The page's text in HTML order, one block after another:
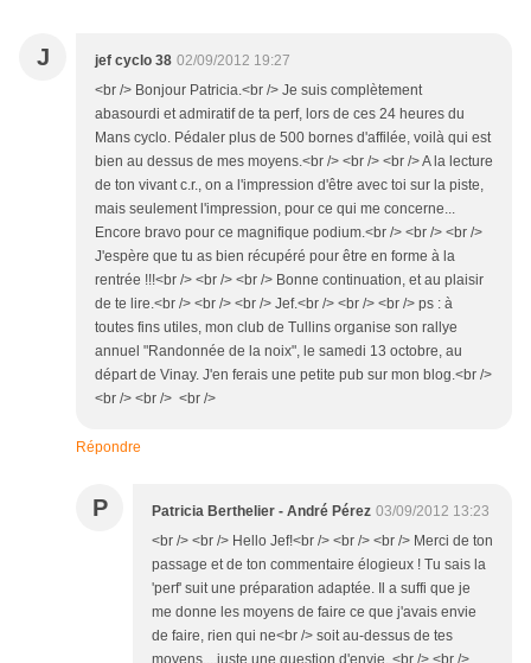
J jef cyclo 38 02/09/2012 19:27
<br /> Bonjour Patricia.<br /> Je suis complètement
abasourdi et admiratif de ta perf, lors de ces 24 heures du
Mans cyclo. Pédaler plus de 500 bornes d'affilée, voilà qui est
bien au dessus de mes moyens.<br /> <br /> <br /> A la lecture
de ton vivant c.r., on a l'impression d'être avec toi sur la piste,
mais seulement l'impression, pour ce qui me concerne...
Encore bravo pour ce magnifique podium.<br /> <br /> <br />
J'espère que tu as bien récupéré pour être en forme à la
rentrée !!!<br /> <br /> <br /> Bonne continuation, et au plaisir
de te lire.<br /> <br /> <br /> Jef.<br /> <br /> <br /> ps : à
toutes fins utiles, mon club de Tullins organise son rallye
annuel "Randonnée de la noix", le samedi 13 octobre, au
départ de Vinay. J'en ferais une petite pub sur mon blog.<br />
<br /> <br /> <br />
Répondre
P Patricia Berthelier - André Pérez 03/09/2012 13:23
<br /> <br /> Hello Jef!<br /> <br /> <br /> Merci de ton
passage et de ton commentaire élogieux ! Tu sais la
'perf' suit une préparation adaptée. Il a suffi que je
me donne les moyens de faire ce que j'avais envie
de faire, rien qui ne<br /> soit au-dessus de tes
moyens....juste une question d'envie. <br /> <br />